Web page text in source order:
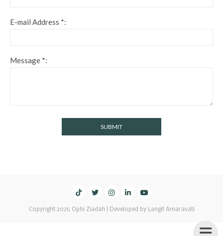
E-mail Address *:
Message *:
Copyright 2025 Ophi Ziadah | Developed by Langit Amaravati